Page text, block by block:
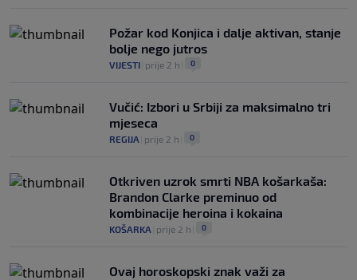
Požar kod Konjica i dalje aktivan, stanje
bolje nego jutros
VIJESTI prije 2 h 0
Vučić: Izbori u Srbiji za maksimalno tri
mjeseca
REGIJA prije 2 h 0
Otkriven uzrok smrti NBA košarkaša:
Brandon Clarke preminuo od
kombinacije heroina i kokaina
KOŠARKA prije 2 h 0
Ovaj horoskopski znak važi za